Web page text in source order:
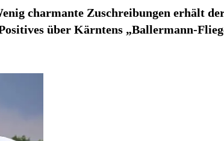
charmante Zuschreibungen erhält
über Kärntens „Ballermann-